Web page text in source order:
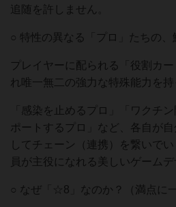
追随を許しません。
○ 特性の異なる「プロ」たちの、
プレイヤーに配られる「役割カ
れ唯一無二の強力な特殊能力を持
「感染を止めるプロ」「ワクチ
ポートするプロ」など、各自が
してチェーン（連携）を繋いで
員が主役になれる美しいゲームデ
○ なぜ「☆8」なのか？（満点に